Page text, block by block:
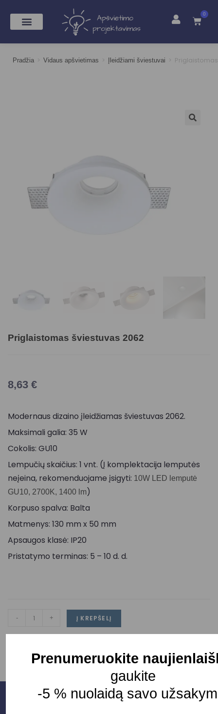
0
Pradžia > Vidaus apšvietimas > Įleidžiami šviestuvai >
Priglaistomas šviestuvas 2062
8,63 €
Modernaus dizaino įleidžiamas šviestuvas 2062.
Maksimali galia: 35 W
Cokolis: GU10
Lempučių skaičius: 1 vnt. (Į komplektacija lemputės
neįeina, rekomenduojame įsigyti: 10W LED lemputė
GU10, 2700K, 1400 lm)
Korpuso spalva: Balta
Matmenys: 130 mm x 50 mm
Apsaugos klasė: IP20
Pristatymo terminas: 5 – 10 d. d.
- + Į KREPŠELĮ
Prenumeruokite
gaukite
-5 % nuolaidą savo